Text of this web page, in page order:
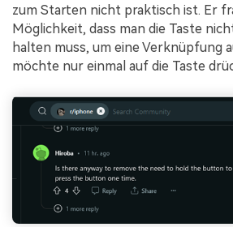
zum Starten nicht praktisch ist. Er
Möglichkeit, dass man die Taste
halten muss, um eine Verknüpfung
möchte nur einmal auf die Taste